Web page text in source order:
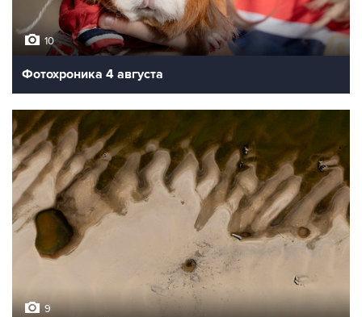
10
Фотохроника 4 августа
9